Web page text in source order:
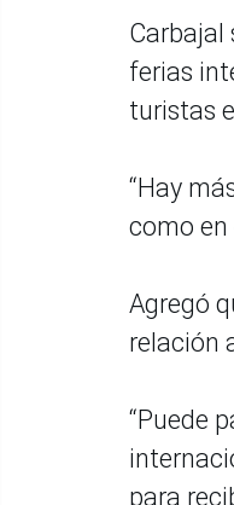
Carbajal
ferias
turistas
“Hay
como en
Agregó
relación
“Puede
para